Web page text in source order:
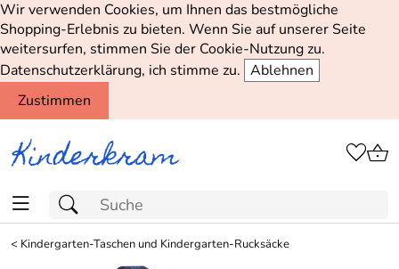
Wir verwenden Cookies, um Ihnen das bestmögliche
Shopping-Erlebnis zu bieten. Wenn Sie auf unserer Seite
weitersurfen, stimmen Sie der Cookie-Nutzung zu.
Datenschutzerklärung, ich stimme zu. Ablehnen
Zustimmen
< Kindergarten-Taschen und Kindergarten-Rucksäcke